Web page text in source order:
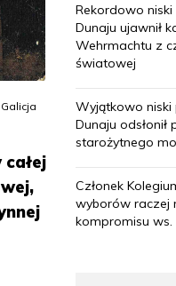
Rekordowo
Dunaju ujawnił
Wehrmachtu z
światowej
Wyjątkowo
Dunaju odsłonił
starożytnego
Członek
wyborów raczej
kompromisu